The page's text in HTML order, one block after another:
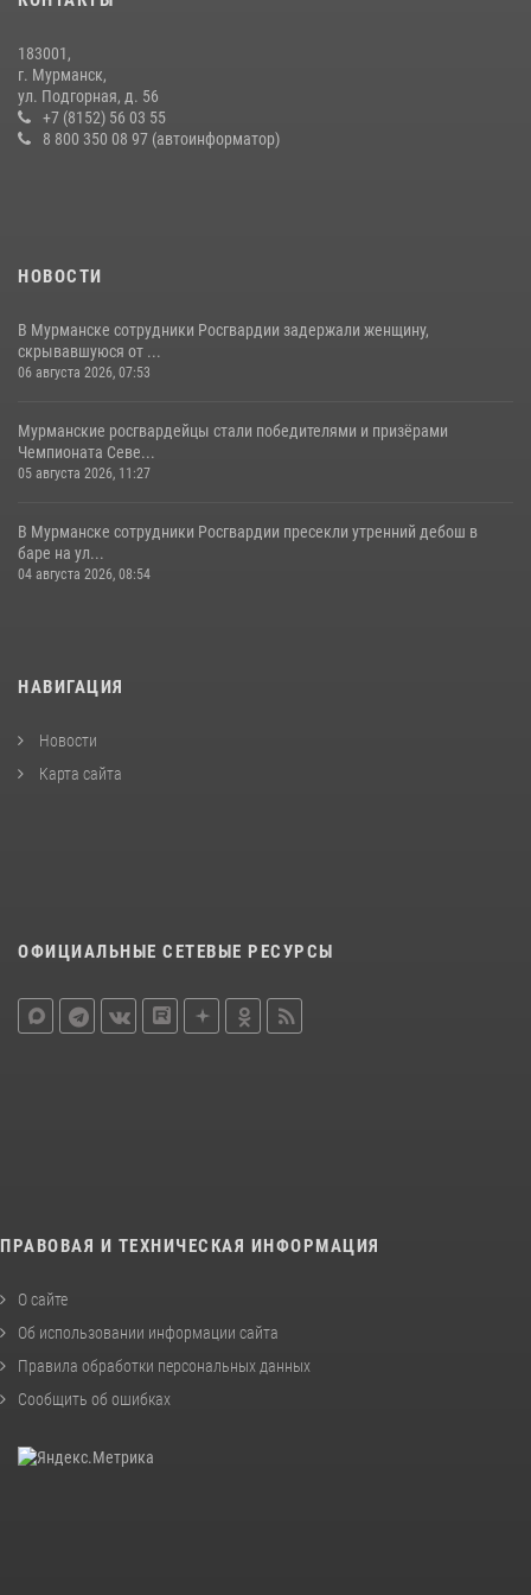
В Мурманске сотрудники Росгвардии задержали мужчину,
скрывавшегося от правосудия
16 июля 2026, 08:31
183001,
г. Мурманск,
ул. Подгорная, д. 56
+7 (8152) 56 03 55
8 800 350 08 97 (автоинформатор)
НОВОСТИ
В Мурманске сотрудники Росгвардии задержали женщину,
скрывавшуюся от ...
06 августа 2026, 07:53
Мурманские росгвардейцы стали победителями и призёрами
Чемпионата Севе...
05 августа 2026, 11:27
В Мурманске сотрудники Росгвардии пресекли утренний дебош в
баре на ул...
04 августа 2026, 08:54
НАВИГАЦИЯ
Новости
Карта сайта
ОФИЦИАЛЬНЫЕ СЕТЕВЫЕ РЕСУРСЫ
ПРАВОВАЯ И ТЕХНИЧЕСКАЯ ИНФОРМАЦИЯ
О сайте
Об использовании информации сайта
Правила обработки персональных данных
Сообщить об ошибках